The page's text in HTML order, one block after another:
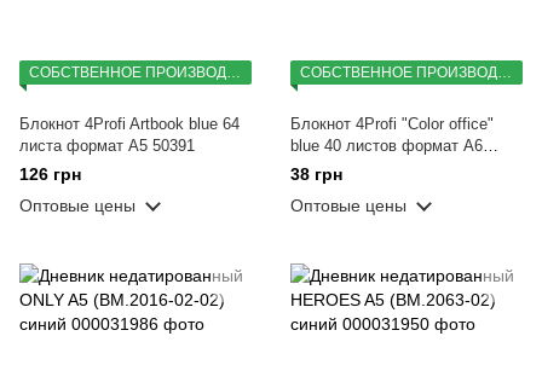
СОБСТВЕННОЕ ПРОИЗВОДСТВО
Блокнот 4Profi Artbook blue 64
листа формат А5 50391
126 грн
Оптовые цены
СОБСТВЕННОЕ ПРОИЗВОДСТВО
Блокнот 4Profi "Color office"
blue 40 листов формат А6
903382
38 грн
Оптовые цены